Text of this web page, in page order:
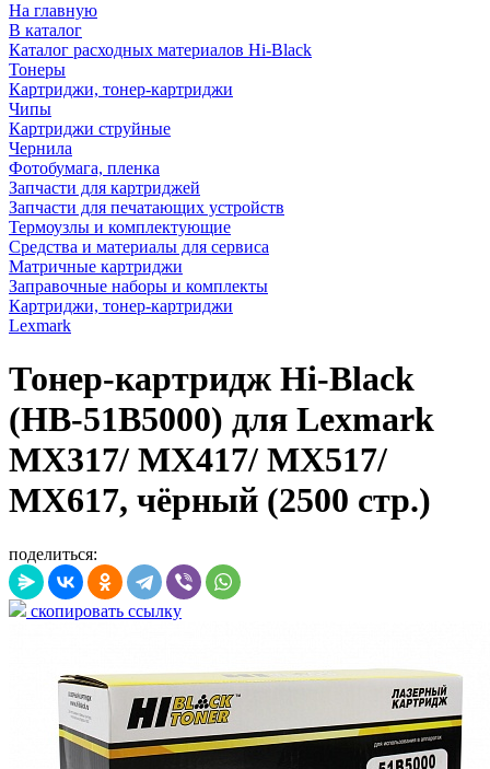
На главную
В каталог
Каталог расходных материалов Hi-Black
Тонеры
Картриджи, тонер-картриджи
Чипы
Картриджи струйные
Чернила
Фотобумага, пленка
Запчасти для картриджей
Запчасти для печатающих устройств
Термоузлы и комплектующие
Средства и материалы для сервиса
Матричные картриджи
Заправочные наборы и комплекты
Картриджи, тонер-картриджи
Lexmark
Тонер-картридж Hi-Black
(HB-51B5000) для Lexmark
MX317/ MX417/ MX517/
MX617, чёрный (2500 стр.)
поделиться:
скопировать ссылку